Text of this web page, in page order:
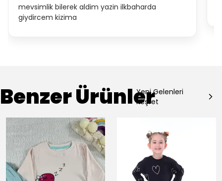
mevsimlik bilerek aldim yazin ilkbaharda
giydircem kizima
Benzer ÜrünlerYeni Gelenleri
Keşfet